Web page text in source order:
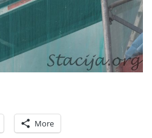
More